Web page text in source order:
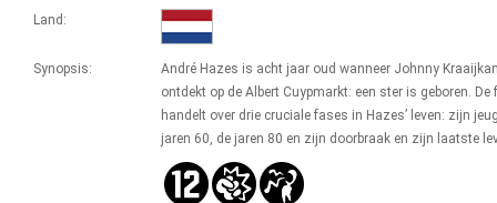
Land:
Synopsis:
André Hazes is acht jaar oud wanneer Johnny
ontdekt op de Albert Cuypmarkt: een ster is geboren. De
handelt over drie cruciale fases in Hazes’ leven: zijn
jaren 60, de jaren 80 en zijn doorbraak en zijn laatste